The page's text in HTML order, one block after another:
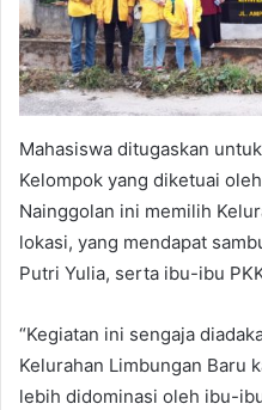
Mahasiswa ditugaskan
Kelompok yang diketuai
Nainggolan ini memilih
lokasi, yang mendapat
Putri Yulia, serta ibu-ibu
“Kegiatan ini sengaja
Kelurahan Limbungan Baru
lebih didominasi oleh ibu-